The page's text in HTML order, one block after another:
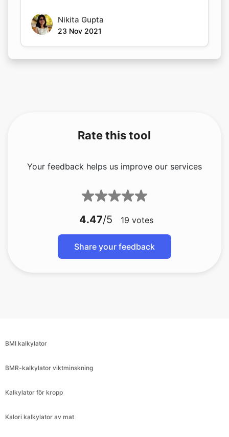
Nikita Gupta
23 Nov 2021
Rate this tool
Your feedback helps us improve our services
4.47/5 19 votes
Share your feedback
BMI kalkylator
BMR-kalkylator viktminskning
Kalkylator för kropp
Kalori kalkylator av mat